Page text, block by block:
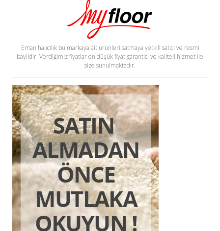
Eman halıcılık bu markaya ait ürünleri satmaya yetkili satıcı ve resmi
bayiidir. Verdiğimiz fiyatlar en düşük fiyat garantisi ve kaliteli hizmet ile
size sunulmaktadır.